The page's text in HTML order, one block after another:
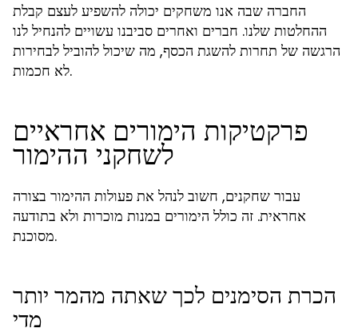
החברה שבה אנו משחקים יכולה להשפיע לעצם קבלת
ההחלטות שלנו. חברים ואחרים סביבנו עשויים להנחיל לנו
הרגשה של תחרות להשגת הכסף, מה שיכול להוביל לבחירות
לא חכמות.
פרקטיקות הימורים אחראיים
לשחקני ההימור
עבור שחקנים, חשוב לנהל את פעולות ההימור בצורה
אחראית. זה כולל הימורים במנות מוכרות ולא בתודעה
מסוכנת.
הכרת הסימנים לכך שאתה מהמר יותר
מדי